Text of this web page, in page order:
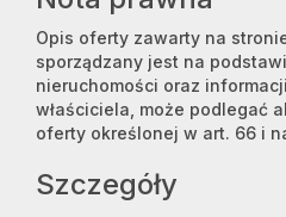
Opis oferty zawarty na
sporządzany jest na
nieruchomości oraz
właściciela, może podlegać
oferty określonej w art. 66 i
Szczegóły